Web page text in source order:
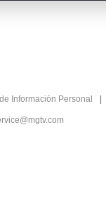
Información Personal